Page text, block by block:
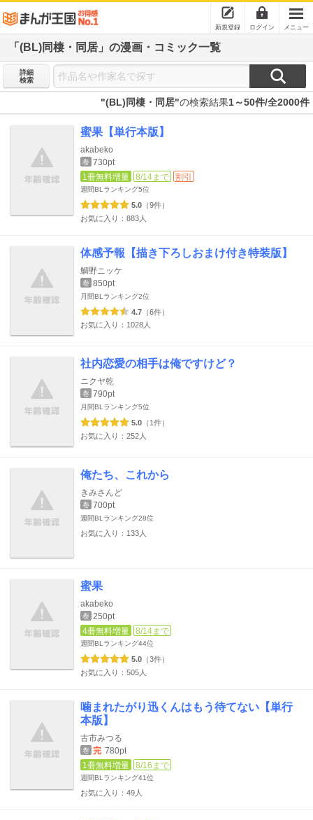
新規登録 ログイン メニュー
「(BL)同棲・同居」の漫画・コミック一覧
詳細
検索
"(BL)同棲・同居"の検索結果1～50件/全2000件
蜜果【単行本版】
akabeko
巻 730pt
1冊無料増量
8/14まで 割引
週間BLランキング5位
5.0 （9件）
お気に入り：883人
体感予報【描き下ろしおまけ付き特装版】
鯛野ニッケ
巻 850pt
月間BLランキング2位
4.7 （6件）
お気に入り：1028人
社内恋愛の相手は俺ですけど？
ニクヤ乾
巻 790pt
月間BLランキング5位
5.0 （1件）
お気に入り：252人
俺たち、これから
きみさんど
巻 700pt
週間BLランキング28位
お気に入り：133人
蜜果
akabeko
巻 250pt
4冊無料増量
8/14まで
週間BLランキング44位
5.0 （3件）
お気に入り：505人
噛まれたがり迅くんはもう待てない【単行
本版】
古市みつる
巻 完 780pt
1冊無料増量
8/16まで
週間BLランキング41位
お気に入り：49人